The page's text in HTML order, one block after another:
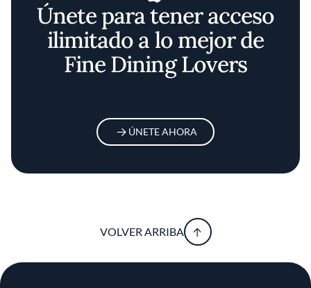
Únete para tener acceso
ilimitado a lo mejor de
Fine Dining Lovers
ÚNETE AHORA
VOLVER ARRIBA